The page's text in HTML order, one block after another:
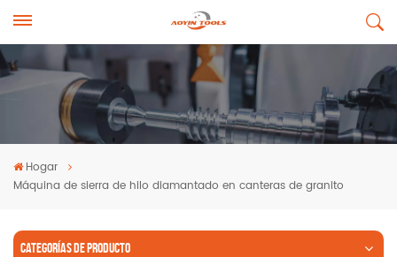
Hogar
Máquina de sierra de hilo diamantado en canteras de granito
CATEGORÍAS DE PRODUCTO